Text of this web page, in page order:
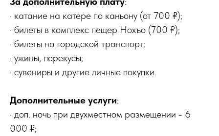
· катание на катере по каньону (от 700 ₽);
· билеты в комплекс пещер Нохъо (700 ₽);
· билеты на городской транспорт;
· ужины, перекусы;
· сувениры и другие личные покупки.
Дополнительные услуги:
· доп. ночь при двухместном размещении - 6
000 ₽;